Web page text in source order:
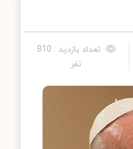
تعداد بازدید : 810
نفر